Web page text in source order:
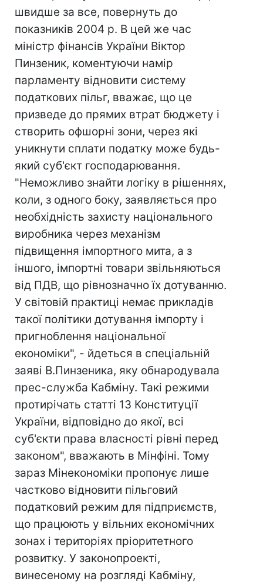
швидше за все, повернуть до
показників 2004 р. В цей же час
міністр фінансів України Віктор
Пинзеник, коментуючи намір
парламенту відновити систему
податкових пільг, вважає, що це
призведе до прямих втрат бюджету і
створить офшорні зони, через які
уникнути сплати податку може будь-
який суб'єкт господарювання.
"Неможливо знайти логіку в рішеннях,
коли, з одного боку, заявляється про
необхідність захисту національного
виробника через механізм
підвищення імпортного мита, а з
іншого, імпортні товари звільняються
від ПДВ, що рівнозначно їх дотуванню.
У світовій практиці немає прикладів
такої політики дотування імпорту і
пригноблення національної
економіки", - йдеться в спеціальній
заяві В.Пинзеника, яку обнародувала
прес-служба Кабміну. Такі режими
протирічать статті 13 Конституції
України, відповідно до якої, всі
суб'єкти права власності рівні перед
законом", вважають в Мінфіні. Тому
зараз Мінекономіки пропонує лише
частково відновити пільговий
податковий режим для підприємств,
що працюють у вільних економічних
зонах і територіях пріоритетного
розвитку. У законопроекті,
винесеному на розгляді Кабміну,